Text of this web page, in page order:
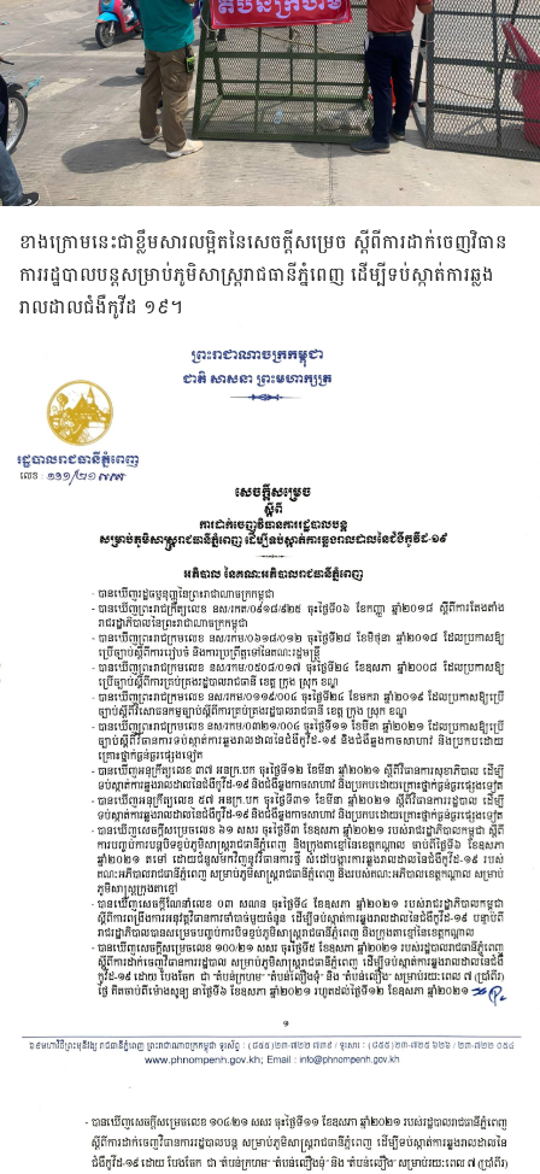
ខាងក្រោម​នេះ​ជា​ខ្លឹមសារ​លម្អិត​នៃ​សេចក្តី​សម្រេច ស្តីពី​ការ​ដាក់​ចេញ​វិធាន
ការ​រដ្ឋបាល​បន្ត​សម្រាប់​ភូមិសាស្រ្តរាជធានី​ភ្នំពេញ ដើម្បី​ទប់​ស្កាត់ការឆ្លង​
រាលដាល​ជំងឺ​កូវីដ ១៩។